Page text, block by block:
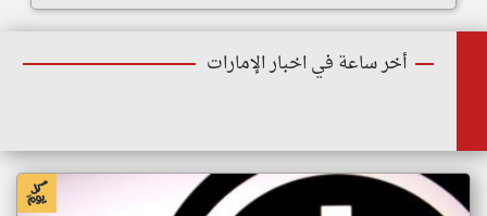
أخر ساعة في اخبار الإمارات